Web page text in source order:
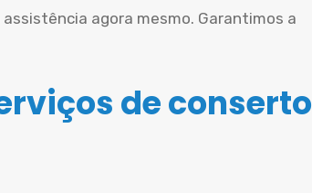
agora mesmo. Garantimos a
de conserto